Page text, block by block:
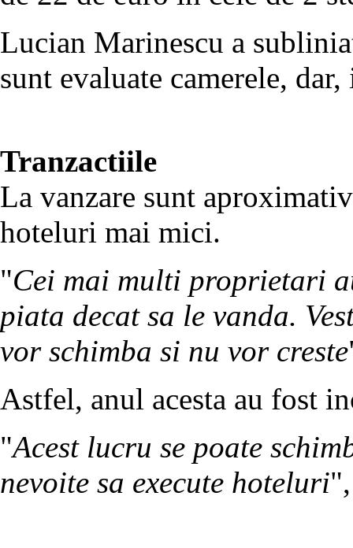
Lucian Marinescu a
sunt evaluate camerele,
Tranzactiile
La vanzare sunt
hoteluri mai mici.
"Cei mai multi proprietari
piata decat sa le vanda.
vor schimba si nu vor creste
Astfel, anul acesta au fost
"Acest lucru se poate
nevoite sa execute hoteluri